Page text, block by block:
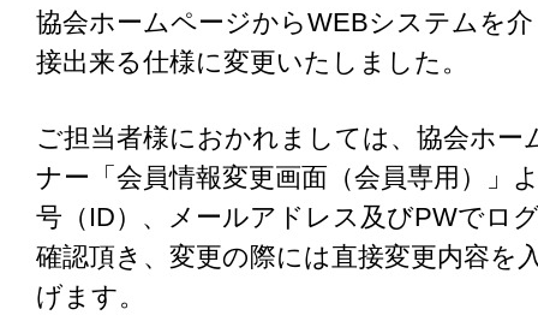
協会ホームページからWEBシステムを
接出来る仕様に変更いたしました。
ご担当者様におかれましては、協会ホ
ナー「会員情報変更画面（会員専用）」
号（ID）、メールアドレス及びPWでロ
確認頂き、変更の際には直接変更内容を
げます。